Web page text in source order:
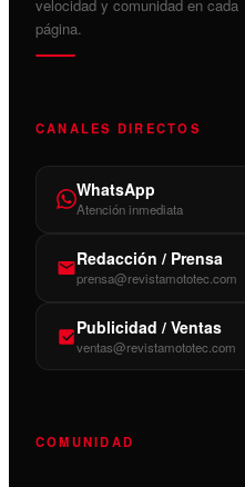
velocidad y comunidad en cada
página.
CANALES DIRECTOS
WhatsApp
Atención inmediata
Redacción / Prensa
prensa@revistamototec.com
Publicidad / Ventas
ventas@revistamototec.com
COMUNIDAD